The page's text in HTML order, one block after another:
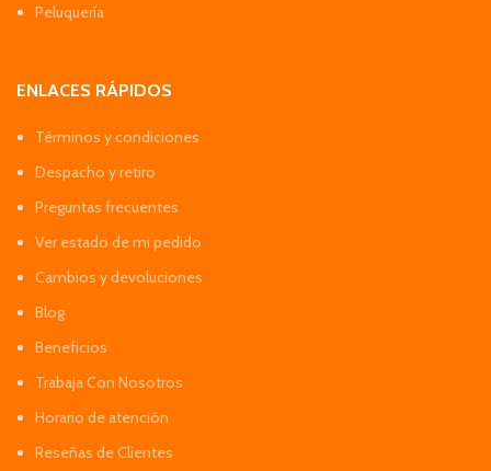
Peluquería
ENLACES RÁPIDOS
Términos y condiciones
Despacho y retiro
Preguntas frecuentes
Ver estado de mi pedido
Cambios y devoluciones
Blog
Beneficios
Trabaja Con Nosotros
Horario de atención
Reseñas de Clientes